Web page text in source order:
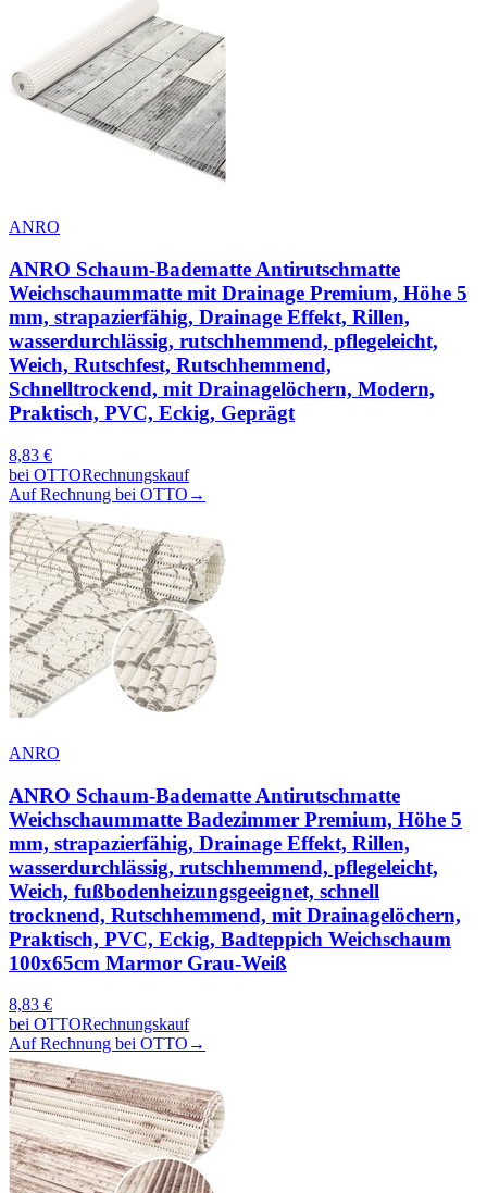
ANRO
ANRO Schaum-Badematte Antirutschmatte
Weichschaummatte mit Drainage Premium, Höhe 5
mm, strapazierfähig, Drainage Effekt, Rillen,
wasserdurchlässig, rutschhemmend, pflegeleicht,
Weich, Rutschfest, Rutschhemmend,
Schnelltrockend, mit Drainagelöchern, Modern,
Praktisch, PVC, Eckig, Geprägt
8,83 €
bei OTTORechnungskauf
Auf Rechnung bei OTTO →
ANRO
ANRO Schaum-Badematte Antirutschmatte
Weichschaummatte Badezimmer Premium, Höhe 5
mm, strapazierfähig, Drainage Effekt, Rillen,
wasserdurchlässig, rutschhemmend, pflegeleicht,
Weich, fußbodenheizungsgeeignet, schnell
trocknend, Rutschhemmend, mit Drainagelöchern,
Praktisch, PVC, Eckig, Badteppich Weichschaum
100x65cm Marmor Grau-Weiß
8,83 €
bei OTTORechnungskauf
Auf Rechnung bei OTTO →